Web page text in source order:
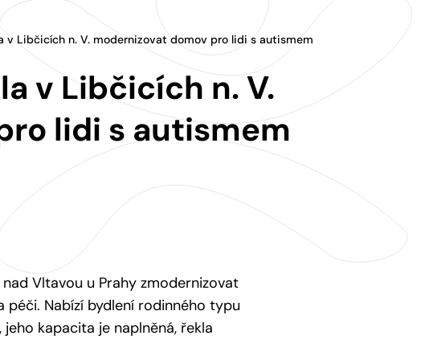
v Libčicích n. V. modernizovat domov pro lidi s autismem
v Libčicích n. V.
lidi s autismem
Vltavou u Prahy zmodernizovat
Nabízí bydlení rodinného typu
kapacita je naplněná, řekla